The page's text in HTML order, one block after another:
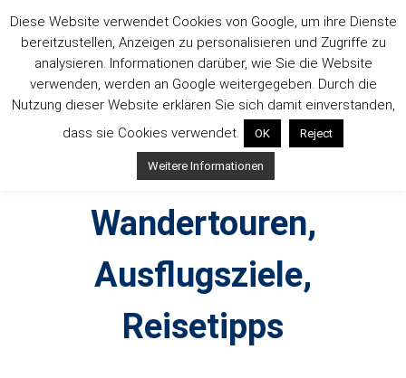
Inhalt
springen
Outdoorsuechtig –
Wandertouren,
Ausflugsziele,
Reisetipps
Diese Website verwendet Cookies von Google, um ihre Dienste
bereitzustellen, Anzeigen zu personalisieren und Zugriffe zu
analysieren. Informationen darüber, wie Sie die Website
verwenden, werden an Google weitergegeben. Durch die
Nutzung dieser Website erklären Sie sich damit einverstanden,
dass sie Cookies verwendet.
OK Reject
Weitere Informationen